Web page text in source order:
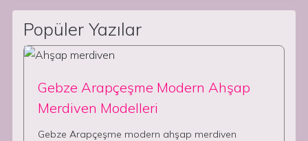
Popüler Yazılar
Gebze Arapçeşme Modern Ahşap
Merdiven Modelleri
Gebze Arapçeşme modern ahşap merdiven